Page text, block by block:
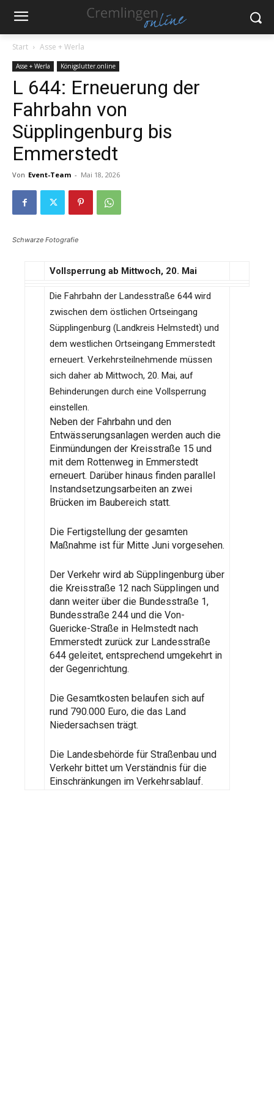
Start Asse + Werla
Asse + Werla Königslutter.online
L 644: Erneuerung der
Fahrbahn von
Süpplingenburg bis
Emmerstedt
Von Event-Team - Mai 18, 2026
Schwarze Fotografie
Vollsperrung ab Mittwoch, 20. Mai
Die Fahrbahn der Landesstraße 644 wird
zwischen dem östlichen Ortseingang
Süpplingenburg (Landkreis Helmstedt) und
dem westlichen Ortseingang Emmerstedt
erneuert. Verkehrsteilnehmende müssen
sich daher ab Mittwoch, 20. Mai, auf
Behinderungen durch eine Vollsperrung
einstellen.
Neben der Fahrbahn und den
Entwässerungsanlagen werden auch die
Einmündungen der Kreisstraße 15 und
mit dem Rottenweg in Emmerstedt
erneuert. Darüber hinaus finden parallel
Instandsetzungsarbeiten an zwei
Brücken im Baubereich statt.
Die Fertigstellung der gesamten
Maßnahme ist für Mitte Juni vorgesehen.
Der Verkehr wird ab Süpplingenburg über
die Kreisstraße 12 nach Süpplingen und
dann weiter über die Bundesstraße 1,
Bundesstraße 244 und die Von-
Guericke-Straße in Helmstedt nach
Emmerstedt zurück zur Landesstraße
644 geleitet, entsprechend umgekehrt in
der Gegenrichtung.
Die Gesamtkosten belaufen sich auf
rund 790.000 Euro, die das Land
Niedersachsen trägt.
Die Landesbehörde für Straßenbau und
Verkehr bittet um Verständnis für die
Einschränkungen im Verkehrsablauf.